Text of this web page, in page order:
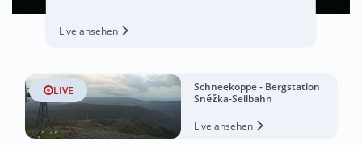
Live ansehen
LIVE
Schneekoppe - Bergstation
Sněžka-Seilbahn
Live ansehen